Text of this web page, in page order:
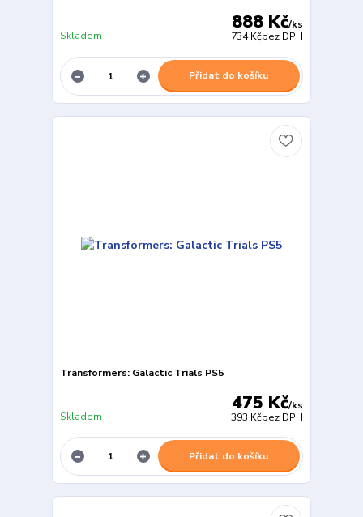
888 Kč/ks
734 Kčbez DPH
Skladem
Přidat do košíku
Transformers: Galactic Trials PS5
475 Kč/ks
393 Kčbez DPH
Skladem
Přidat do košíku